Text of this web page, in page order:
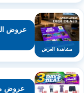
مشاهدة العرض